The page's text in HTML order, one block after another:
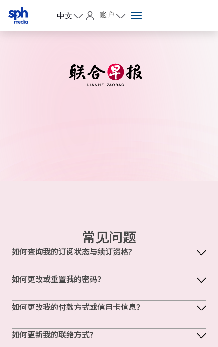
中文 账户
常见问题
如何查询我的订阅状态与续订资格?
如何更改或重置我的密码？
如何更改我的付款方式或信用卡信息？
如何更新我的联络方式？